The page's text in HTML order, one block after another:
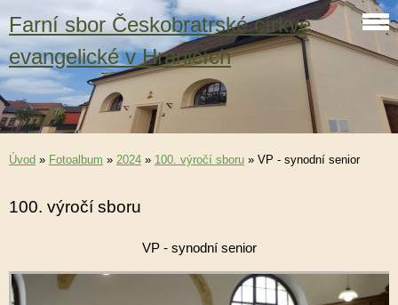
Farní sbor Českobratrské církve
evangelické v Hranicích
Úvod » Fotoalbum » 2024 » 100. výročí sboru » VP - synodní senior
100. výročí sboru
VP - synodní senior